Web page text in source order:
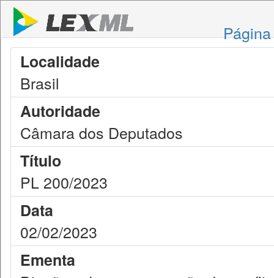
Localidade
Brasil
Autoridade
Câmara dos Deputados
Título
PL 200/2023
Data
02/02/2023
Ementa